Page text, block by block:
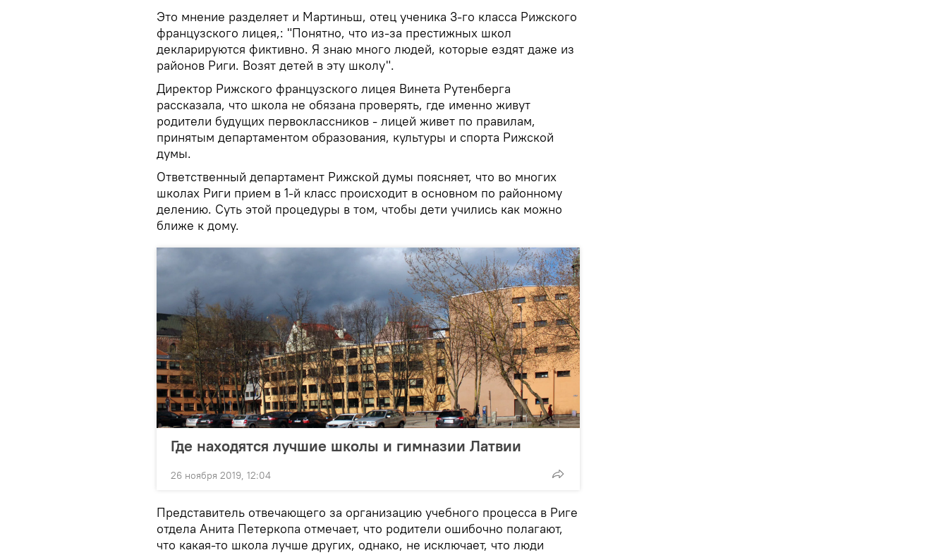
Это мнение разделяет и Мартиньш, отец ученика 3-го класса Рижского
французского лицея,: "Понятно, что из-за престижных школ
декларируются фиктивно. Я знаю много людей, которые ездят даже из
районов Риги. Возят детей в эту школу".
Директор Рижского французского лицея Винета Рутенберга
рассказала, что школа не обязана проверять, где именно живут
родители будущих первоклассников - лицей живет по правилам,
принятым департаментом образования, культуры и спорта Рижской
думы.
Ответственный департамент Рижской думы поясняет, что во многих
школах Риги прием в 1-й класс происходит в основном по районному
делению. Суть этой процедуры в том, чтобы дети учились как можно
ближе к дому.
Где находятся лучшие школы и гимназии Латвии
26 ноября 2019, 12:04
Представитель отвечающего за организацию учебного процесса в Риге
отдела Анита Петеркопа отмечает, что родители ошибочно полагают,
что какая-то школа лучше других, однако, не исключает, что люди